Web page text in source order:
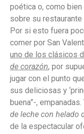
poética o, como
sobre su restaurante
Por si esto fuera
comer por San
uno de los clásicos
de corazón, por
jugar con el punto
sus deliciosas y
buena”-,
de leche con helado
de la espectacular